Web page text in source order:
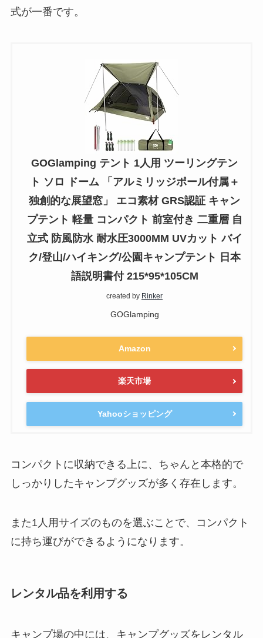
式が一番です。
GOGlamping テント 1人用 ツーリングテン
ト ソロ ドーム 「アルミリッジポール付属＋
独創的な展望窓」 エコ素材 GRS認証 キャン
プテント 軽量 コンパクト 前室付き 二重層 自
立式 防風防水 耐水圧3000MM UVカット バイ
ク/登山/ハイキング/公園キャンプテント 日本
語説明書付 215*95*105CM
created by Rinker
GOGlamping
Amazon
楽天市場
Yahooショッピング
コンパクトに収納できる上に、ちゃんと本格的で
しっかりしたキャンプグッズが多く存在します。
また1人用サイズのものを選ぶことで、コンパクト
に持ち運びができるようになります。
レンタル品を利用する
キャンプ場の中には、キャンプグッズをレンタル